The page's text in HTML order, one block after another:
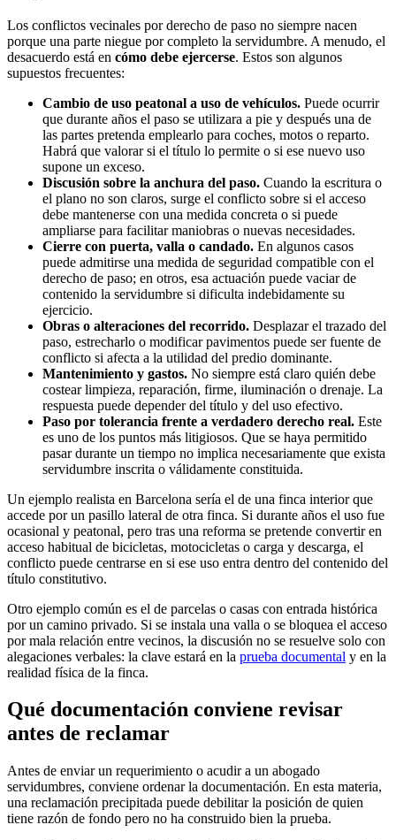
Los conflictos vecinales por derecho de paso no siempre nacen
porque una parte niegue por completo la servidumbre. A menudo, el
desacuerdo está en cómo debe ejercerse. Estos son algunos
supuestos frecuentes:
Cambio de uso peatonal a uso de vehículos. Puede ocurrir
que durante años el paso se utilizara a pie y después una de
las partes pretenda emplearlo para coches, motos o reparto.
Habrá que valorar si el título lo permite o si ese nuevo uso
supone un exceso.
Discusión sobre la anchura del paso. Cuando la escritura o
el plano no son claros, surge el conflicto sobre si el acceso
debe mantenerse con una medida concreta o si puede
ampliarse para facilitar maniobras o nuevas necesidades.
Cierre con puerta, valla o candado. En algunos casos
puede admitirse una medida de seguridad compatible con el
derecho de paso; en otros, esa actuación puede vaciar de
contenido la servidumbre si dificulta indebidamente su
ejercicio.
Obras o alteraciones del recorrido. Desplazar el trazado del
paso, estrecharlo o modificar pavimentos puede ser fuente de
conflicto si afecta a la utilidad del predio dominante.
Mantenimiento y gastos. No siempre está claro quién debe
costear limpieza, reparación, firme, iluminación o drenaje. La
respuesta puede depender del título y del uso efectivo.
Paso por tolerancia frente a verdadero derecho real. Este
es uno de los puntos más litigiosos. Que se haya permitido
pasar durante un tiempo no implica necesariamente que exista
servidumbre inscrita o válidamente constituida.
Un ejemplo realista en Barcelona sería el de una finca interior que
accede por un pasillo lateral de otra finca. Si durante años el uso fue
ocasional y peatonal, pero tras una reforma se pretende convertir en
acceso habitual de bicicletas, motocicletas o carga y descarga, el
conflicto puede centrarse en si ese uso entra dentro del contenido del
título constitutivo.
Otro ejemplo común es el de parcelas o casas con entrada histórica
por un camino privado. Si se instala una valla o se bloquea el acceso
por mala relación entre vecinos, la discusión no se resuelve solo con
alegaciones verbales: la clave estará en la prueba documental y en la
realidad física de la finca.
Qué documentación conviene revisar
antes de reclamar
Antes de enviar un requerimiento o acudir a un abogado
servidumbres, conviene ordenar la documentación. En esta materia,
una reclamación precipitada puede debilitar la posición de quien
tiene razón de fondo pero no ha construido bien la prueba.